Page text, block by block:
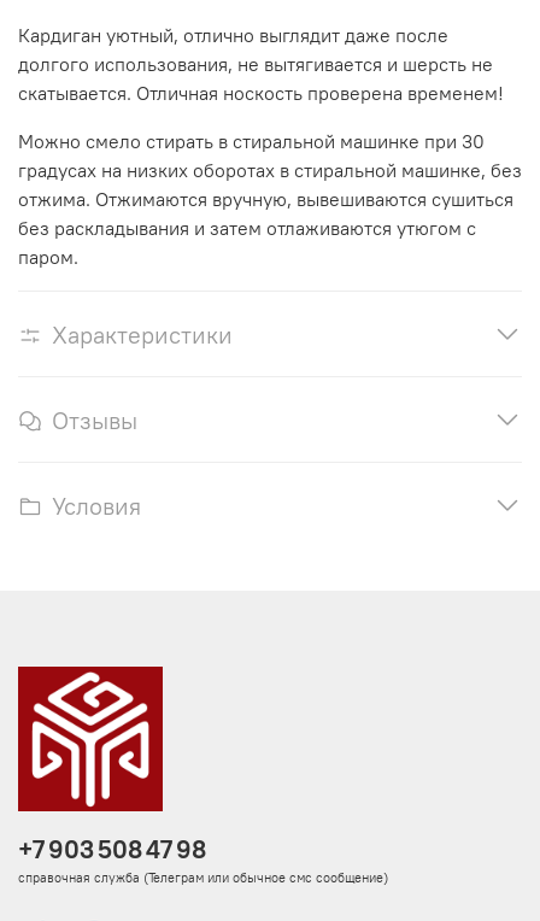
Кардиган уютный, отлично выглядит даже после
долгого использования, не вытягивается и шерсть не
скатывается. Отличная носкость проверена временем!
Можно смело стирать в стиральной машинке при 30
градусах на низких оборотах в стиральной машинке, без
отжима. Отжимаются вручную, вывешиваются сушиться
без раскладывания и затем отлаживаются утюгом с
паром.
Характеристики
Отзывы
Условия
+7 903 508 47 98
справочная служба (Телеграм или обычное смс сообщение)